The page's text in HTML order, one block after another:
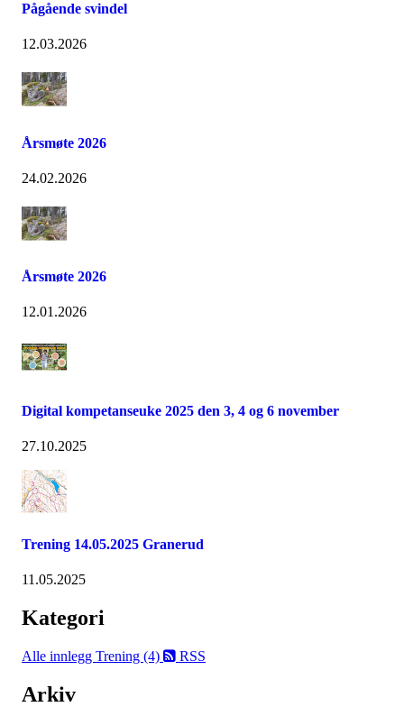
Pågående svindel
12.03.2026
Årsmøte 2026
24.02.2026
Årsmøte 2026
12.01.2026
Digital kompetanseuke 2025 den 3, 4 og 6 november
27.10.2025
Trening 14.05.2025 Granerud
11.05.2025
Kategori
Alle innlegg Trening (4) RSS
Arkiv